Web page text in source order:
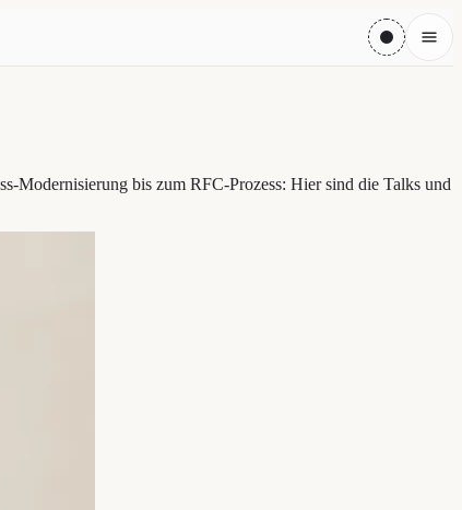
Modernisierung bis zum RFC-Prozess: Hier sind die Talks und